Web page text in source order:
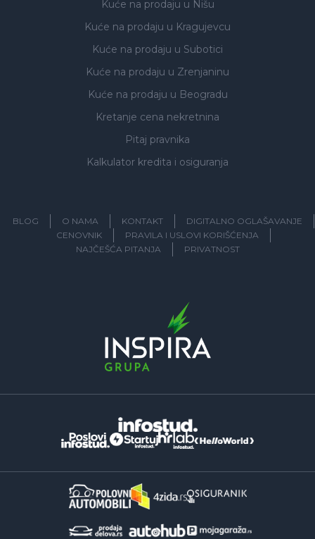
Kuće na prodaju u Nišu
Kuće na prodaju u Kragujevcu
Kuće na prodaju u Subotici
Kuće na prodaju u Zrenjaninu
Kuće na prodaju u Beogradu
Kretanje cena nekretnina
Pitaj pravnika
Kalkulator kredita i osiguranja
BLOG O NAMA KONTAKT
DIGITALNO OGLAŠAVANJE
CENOVNIK
PRAVILA I USLOVI KORIŠĆENJA
NAJČEŠĆA PITANJA
PRIVATNOST